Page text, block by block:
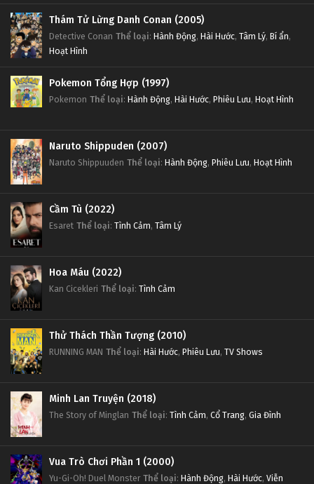
Thám Tử Lừng Danh Conan (2005)
Detective Conan Thể loại: Hành Động, Hài Hước, Tâm Lý, Bí ẩn,
Hoạt Hình
Pokemon Tổng Hợp (1997)
Pokemon Thể loại: Hành Động, Hài Hước, Phiêu Lưu, Hoạt Hình
Naruto Shippuden (2007)
Naruto Shippuuden Thể loại: Hành Động, Phiêu Lưu, Hoạt Hình
Cầm Tù (2022)
Esaret Thể loại: Tình Cảm, Tâm Lý
Hoa Máu (2022)
Kan Cicekleri Thể loại: Tình Cảm
Thử Thách Thần Tượng (2010)
RUNNING MAN Thể loại: Hài Hước, Phiêu Lưu, TV Shows
Minh Lan Truyện (2018)
The Story of Minglan Thể loại: Tình Cảm, Cổ Trang, Gia Đình
Vua Trò Chơi Phần 1 (2000)
Yu-Gi-Oh! Duel Monster Thể loại: Hành Động, Hài Hước, Viễn